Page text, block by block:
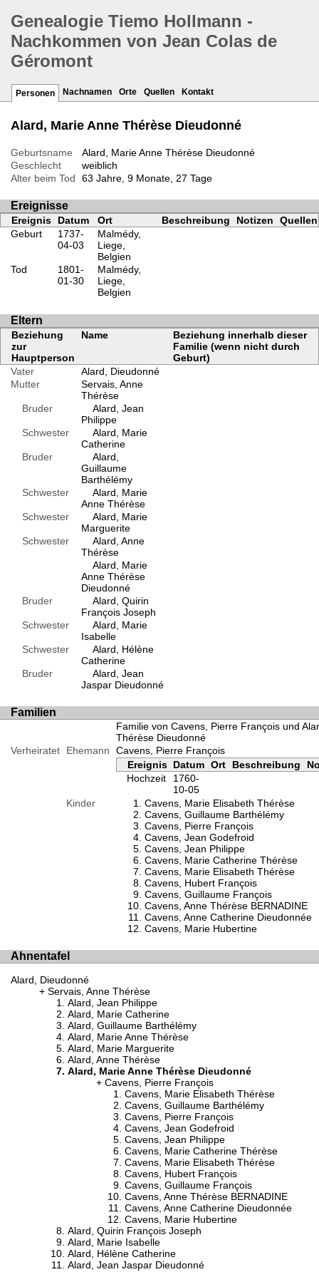
Genealogie Tiemo Hollmann -
Nachkommen von Jean Colas de
Géromont
Personen Nachnamen Orte Quellen Kontakt
Alard, Marie Anne Thérèse Dieudonné
Geburtsname
Alard, Marie Anne Thérèse Dieudonné
Geschlecht
weiblich
Alter beim Tod
63 Jahre, 9 Monate, 27 Tage
Ereignisse
Ereignis Datum Ort Beschreibung Notizen
Quellen
Geburt
1737-
04-03
Malmédy,
Liege,
Belgien
Tod
1801-
01-30
Malmédy,
Liege,
Belgien
Eltern
Beziehung
zur
Hauptperson
Name
Beziehung innerhalb dieser
Familie (wenn nicht durch
Geburt)
Vater
Alard, Dieudonné
Mutter
Servais, Anne
Thérèse
Bruder
Alard, Jean
Philippe
Schwester
Alard, Marie
Catherine
Bruder
Alard,
Guillaume
Barthélémy
Schwester
Alard, Marie
Anne Thérèse
Schwester
Alard, Marie
Marguerite
Schwester
Alard, Anne
Thérèse
Alard, Marie
Anne Thérèse
Dieudonné
Bruder
Alard, Quirin
François Joseph
Schwester
Alard, Marie
Isabelle
Schwester
Alard, Hélène
Catherine
Bruder
Alard, Jean
Jaspar Dieudonné
Familien
Familie von Cavens, Pierre François und
Thérèse Dieudonné
Verheiratet
Ehemann
Cavens, Pierre François
Ereignis Datum Ort Beschreibung
Hochzeit
1760-
10-05
Kinder
Cavens, Marie Elisabeth Thérèse
Cavens, Guillaume Barthélémy
Cavens, Pierre François
Cavens, Jean Godefroid
Cavens, Jean Philippe
Cavens, Marie Catherine Thérèse
Cavens, Marie Elisabeth Thérèse
Cavens, Hubert François
Cavens, Guillaume François
Cavens, Anne Thérèse BERNADINE
Cavens, Anne Catherine Dieudonnée
Cavens, Marie Hubertine
Ahnentafel
Alard, Dieudonné
Servais, Anne Thérèse
Alard, Jean Philippe
Alard, Marie Catherine
Alard, Guillaume Barthélémy
Alard, Marie Anne Thérèse
Alard, Marie Marguerite
Alard, Anne Thérèse
Alard, Marie Anne Thérèse Dieudonné
Cavens, Pierre François
Cavens, Marie Elisabeth Thérèse
Cavens, Guillaume Barthélémy
Cavens, Pierre François
Cavens, Jean Godefroid
Cavens, Jean Philippe
Cavens, Marie Catherine Thérèse
Cavens, Marie Elisabeth Thérèse
Cavens, Hubert François
Cavens, Guillaume François
Cavens, Anne Thérèse BERNADINE
Cavens, Anne Catherine Dieudonnée
Cavens, Marie Hubertine
Alard, Quirin François Joseph
Alard, Marie Isabelle
Alard, Hélène Catherine
Alard, Jean Jaspar Dieudonné